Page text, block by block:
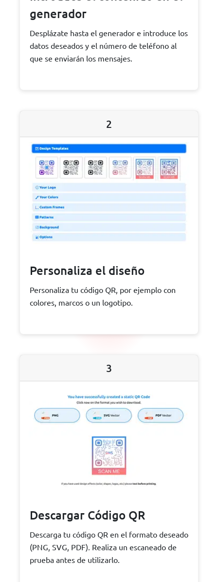
generador
Desplázate hasta el generador e introduce los
datos deseados y el número de teléfono al
que se enviarán los mensajes.
2
Personaliza el diseño
Personaliza tu código QR, por ejemplo con
colores, marcos o un logotipo.
3
Descargar Código QR
Descarga tu código QR en el formato deseado
(PNG, SVG, PDF). Realiza un escaneado de
prueba antes de utilizarlo.